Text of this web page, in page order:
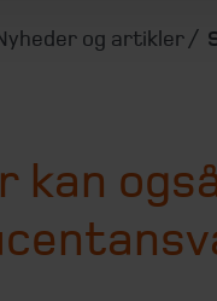
og artikler
kan